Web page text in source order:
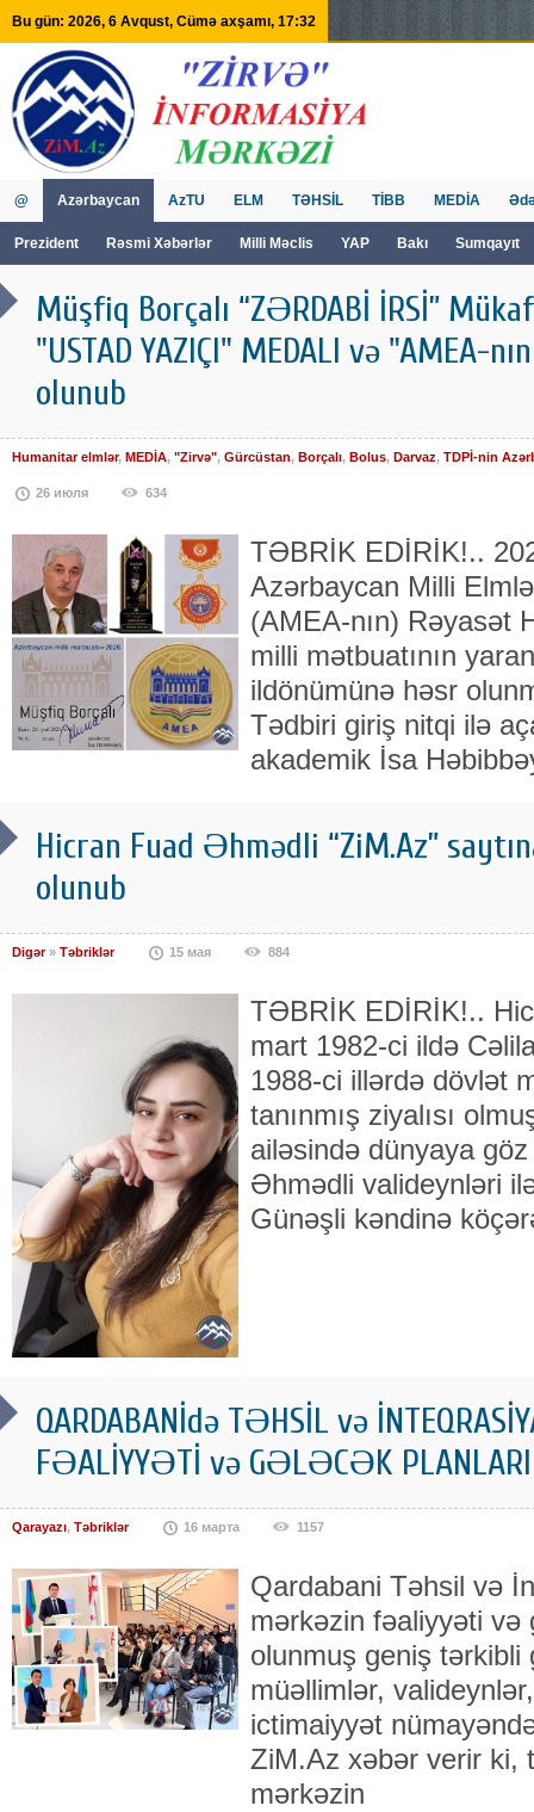
Bu gün: 2026, 6 Avqust, Cümə axşamı, 17:32
@ Azərbaycan
Prezident Rəsmi Xəbərlər Milli Məclis YAP Bakı Sumqayıt
AzTU ELM TƏHSİL TİBB MEDİA
Müşfiq Borçalı “ZƏRDABİ İRSİ”
"USTAD YAZIÇI" MEDALI və "AMEA-
olunub
Humanitar elmlər, MEDİA, "Zirvə", Gürcüstan, Borçalı, Bolus, Darvaz, TDPİ-nin
26 июля 634
TƏBRİK EDİRİK!..
Azərbaycan Milli
(AMEA-nın) Rəyasət
milli mətbuatının
ildönümünə həsr
Tədbiri giriş nitqi ilə
akademik İsa
Hicran Fuad Əhmədli “ZiM.Az”
olunub
Digər» Təbriklər 15 мая 884
TƏBRİK EDİRİK!..
mart 1982-ci ildə
1988-ci illərdə dövlət
tanınmış ziyalısı
ailəsində dünyaya
Əhmədli valideynləri
Günəşli kəndinə
QARDABANİdə TƏHSİL və
FƏALİYYƏTİ və GƏLƏCƏK
Qarayazı, Təbriklər 16 марта 1157
Qardabani Təhsil və
mərkəzin fəaliyyəti və
olunmuş geniş
müəllimlər,
ictimaiyyət
ZiM.Az xəbər verir ki,
mərkəzin